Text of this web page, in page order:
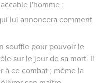
l'homme :
lui annoncera comment
souffle pour pouvoir le
sur le jour de sa mort. Il
à ce combat ; même la